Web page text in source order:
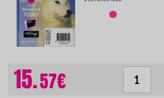
15.57€